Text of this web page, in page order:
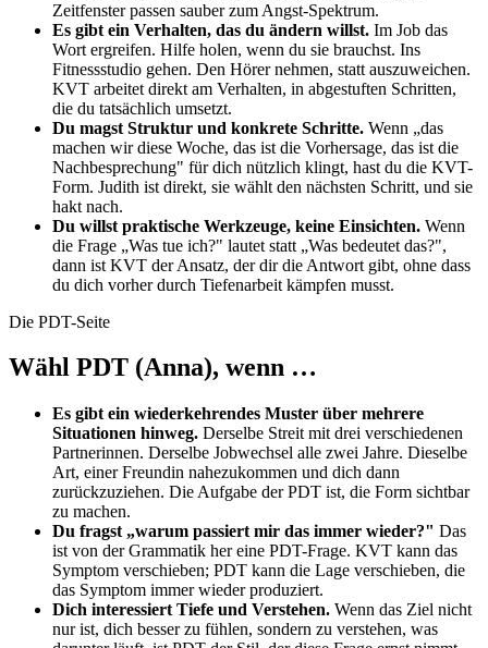
Zeitfenster passen sauber zum Angst-Spektrum.
Es gibt ein Verhalten, das du ändern willst. Im Job das
Wort ergreifen. Hilfe holen, wenn du sie brauchst. Ins
Fitnessstudio gehen. Den Hörer nehmen, statt auszuweichen.
KVT arbeitet direkt am Verhalten, in abgestuften Schritten,
die du tatsächlich umsetzt.
Du magst Struktur und konkrete Schritte. Wenn „das
machen wir diese Woche, das ist die Vorhersage, das ist die
Nachbesprechung" für dich nützlich klingt, hast du die KVT-
Form. Judith ist direkt, sie wählt den nächsten Schritt, und sie
hakt nach.
Du willst praktische Werkzeuge, keine Einsichten. Wenn
die Frage „Was tue ich?" lautet statt „Was bedeutet das?",
dann ist KVT der Ansatz, der dir die Antwort gibt, ohne dass
du dich vorher durch Tiefenarbeit kämpfen musst.
Die PDT-Seite
Wähl PDT (Anna), wenn …
Es gibt ein wiederkehrendes Muster über mehrere
Situationen hinweg. Derselbe Streit mit drei verschiedenen
Partnerinnen. Derselbe Jobwechsel alle zwei Jahre. Dieselbe
Art, einer Freundin nahezukommen und dich dann
zurückzuziehen. Die Aufgabe der PDT ist, die Form sichtbar
zu machen.
Du fragst „warum passiert mir das immer wieder?" Das
ist von der Grammatik her eine PDT-Frage. KVT kann das
Symptom verschieben; PDT kann die Lage verschieben, die
das Symptom immer wieder produziert.
Dich interessiert Tiefe und Verstehen. Wenn das Ziel nicht
nur ist, dich besser zu fühlen, sondern zu verstehen, was